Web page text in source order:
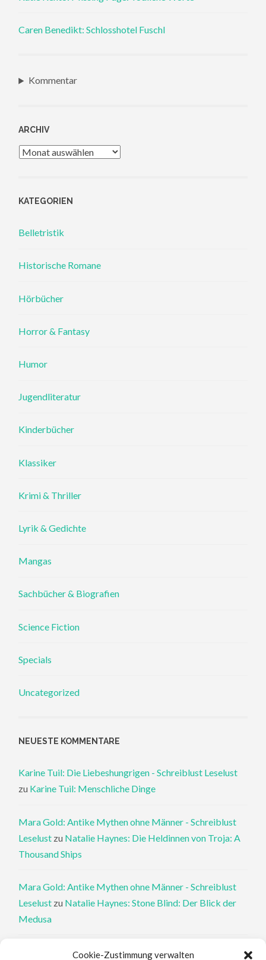
Cookie-Zustimmung verwalten
Caren Benedikt: Schlosshotel Fuschl
Kommentar
ARCHIV
Archiv
KATEGORIEN
Belletristik
Historische Romane
Hörbücher
Horror & Fantasy
Humor
Jugendliteratur
Kinderbücher
Klassiker
Krimi & Thriller
Lyrik & Gedichte
Mangas
Sachbücher & Biografien
Science Fiction
Specials
Uncategorized
NEUESTE KOMMENTARE
Karine Tuil: Die Liebeshungrigen - Schreiblust Leselust
zu Karine Tuil: Menschliche Dinge
Mara Gold: Antike Mythen ohne Männer - Schreiblust
Leselust zu Natalie Haynes: Die Heldinnen von Troja: A
Thousand Ships
Mara Gold: Antike Mythen ohne Männer - Schreiblust
Leselust zu Natalie Haynes: Stone Blind: Der Blick der
Medusa
Philippa Perry: Die Therapeutin und ihre Mörder: Dr. Pat